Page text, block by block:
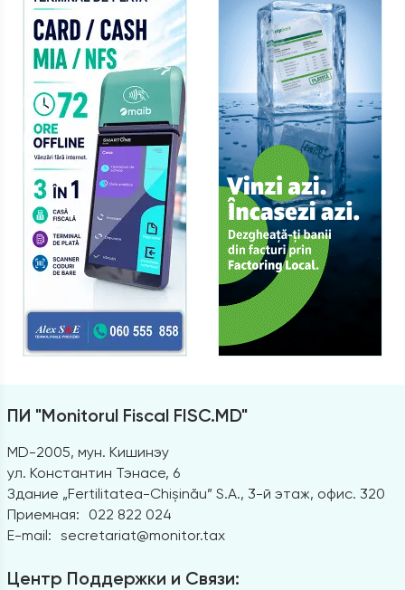
ПИ "Monitorul Fiscal FISC.MD"
MD-2005, мун. Кишинэу
ул. Константин Тэнасе, 6
Здание „Fertilitatea-Chișinău” S.A., 3-й этаж, офис. 320
Приемная:
022 822 024
E-mail: secretariat@monitor.tax
Центр Поддержки и Связи: